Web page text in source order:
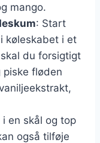
mango.
: Start
køleskabet i et
du forsigtigt
fløden
en skål og top
også tilføje